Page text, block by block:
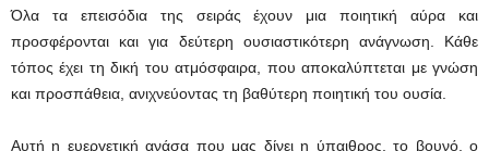
Όλα τα επεισόδια της σειράς έχουν μια ποιητική αύρα και
προσφέρονται και για δεύτερη ουσιαστικότερη ανάγνωση. Κάθε
τόπος έχει τη δική του ατμόσφαιρα, που αποκαλύπτεται με γνώση
και προσπάθεια, ανιχνεύοντας τη βαθύτερη ποιητική του ουσία.
Αυτή η ευεργετική ανάσα που μας δίνει η ύπαιθρος, το βουνό, ο